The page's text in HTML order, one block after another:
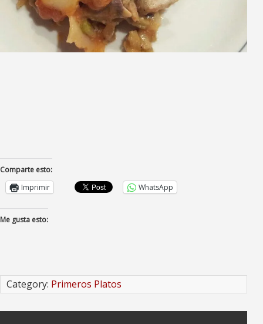
Comparte esto:
Imprimir
WhatsApp
Me gusta esto:
Category: Primeros Platos